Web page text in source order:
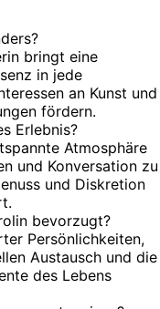
bringt eine
in jede
an Kunst und
fördern.
Erlebnis?
Atmosphäre
und Konversation zu
und Diskretion
bevorzugt?
Persönlichkeiten,
Austausch und die
des Lebens